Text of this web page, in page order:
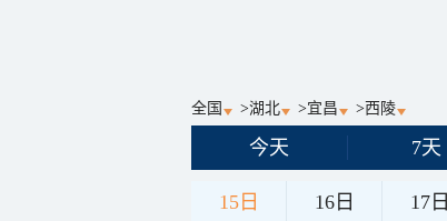
全国 >湖北 >宜昌 >西陵
今天 7天
15日 16日 17日